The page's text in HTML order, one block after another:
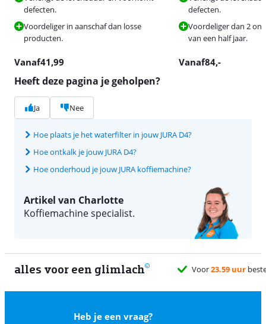
defecten.
Voordeliger in aanschaf dan losse
producten.
Vanaf41,99
defecten.
Voordeliger dan 2
van een half jaar.
Vanaf84,-
Heeft deze pagina je geholpen?
Ja Nee
Hoe plaats je het waterfilter in jouw JURA D4?
Hoe ontkalk je jouw JURA D4?
Hoe onderhoud je jouw JURA koffiemachine?
Artikel van Charlotte
Koffiemachine specialist.
alles voor een glimlach
Heb je een vraag?